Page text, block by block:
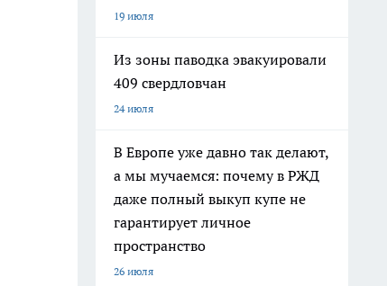
19 июля
Из зоны паводка эвакуировали
409 свердловчан
24 июля
В Европе уже давно так делают,
а мы мучаемся: почему в РЖД
даже полный выкуп купе не
гарантирует личное
пространство
26 июля